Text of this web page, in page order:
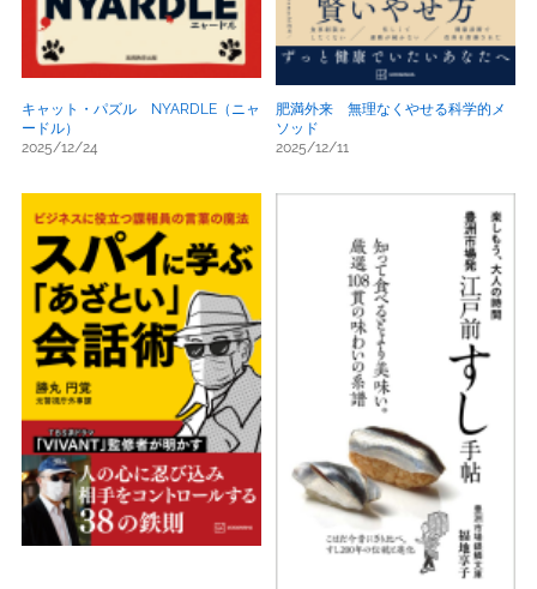
キャット・パズル NYARDLE（ニャ
ードル）
2025/12/24
肥満外来 無理なくやせる科学的メ
ソッド
2025/12/11